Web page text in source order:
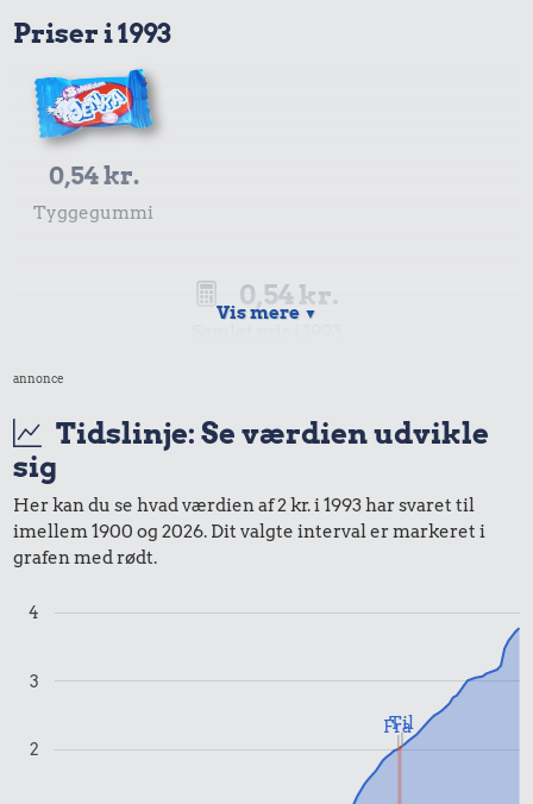
Priser i 1993
0,54 kr.
Tyggegummi
0,54 kr.
Priser i 1994
0,55 kr.
0,55 kr.
Udvalgte varer fra danskernes indkøbskurv gennem tiderne.
Vis mere ▼
annonce
Tidslinje: Se værdien udvikle
sig
Her kan du se hvad værdien af 2 kr. i 1993 har svaret til
imellem 1900 og 2026. Dit valgte interval er markeret i
grafen med rødt.
2
3
4
Fra
Til